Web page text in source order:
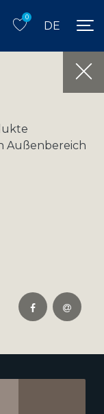
0
DE
Außenbereich